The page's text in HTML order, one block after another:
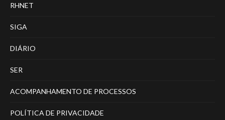
RHNET
SIGA
DIÁRIO
SER
ACOMPANHAMENTO DE PROCESSOS
POLÍTICA DE PRIVACIDADE